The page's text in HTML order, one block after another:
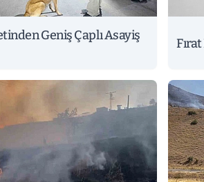
Geniş Çaplı Asayiş